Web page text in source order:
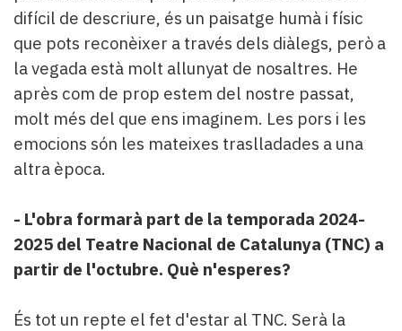
difícil de descriure, és un paisatge humà i físic
que pots reconèixer a través dels diàlegs, però a
la vegada està molt allunyat de nosaltres. He
après com de prop estem del nostre passat,
molt més del que ens imaginem. Les pors i les
emocions són les mateixes traslladades a una
altra època.
- L'obra formarà part de la temporada 2024-
2025 del Teatre Nacional de Catalunya (TNC) a
partir de l'octubre. Què n'esperes?
És tot un repte el fet d'estar al TNC. Serà la